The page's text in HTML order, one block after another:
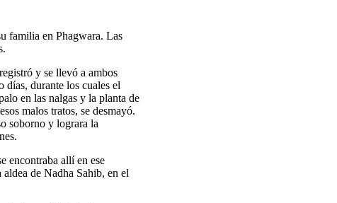
familia en Phagwara. Las
y se llevó a ambos
durante los cuales el
en las nalgas y la planta de
malos tratos, se desmayó.
soborno y lograra la
encontraba allí en ese
de Nadha Sahib, en el